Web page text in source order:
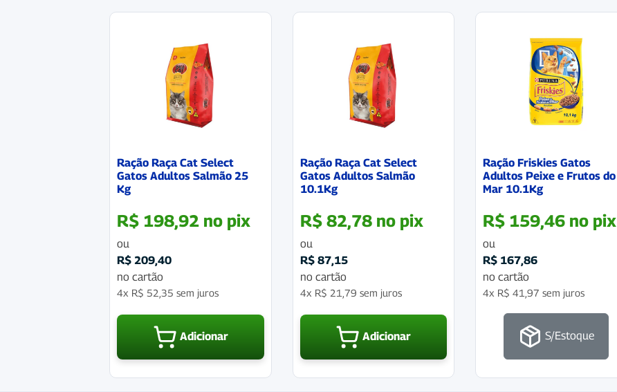
Ração Raça Cat Select
Gatos Adultos Salmão 25
Kg
R$ 198,92 no pix
ou
R$ 209,40
no cartão
4x R$ 52,35 sem juros
Adicionar
Ração Raça Cat Select
Gatos Adultos Salmão
10.1Kg
R$82,78 no pix
ou
R$87,15
no cartão
4x R$ 21,79 sem juros
Adicionar
Ração Friskies Gatos
Adultos Peixe e Frutos do
Mar 10.1Kg
R$ 159,46 no pix
ou
R$ 167,86
no cartão
4x R$ 41,97 sem juros
S/Estoque